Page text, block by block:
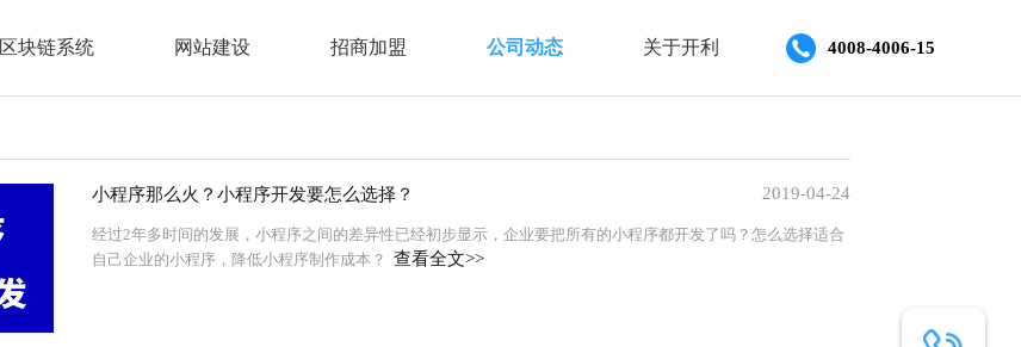
区块链系统 网站建设 招商加盟 公司动态 关于开利 4008-4006-15
小程序那么火？小程序开发要怎么选择？ 2019-04-24
经过2年多时间的发展，小程序之间的差异性已经初步显示，企业要把所有的小程序都开发了吗？怎么选择适合
自己企业的小程序，降低小程序制作成本？ 查看全文>>